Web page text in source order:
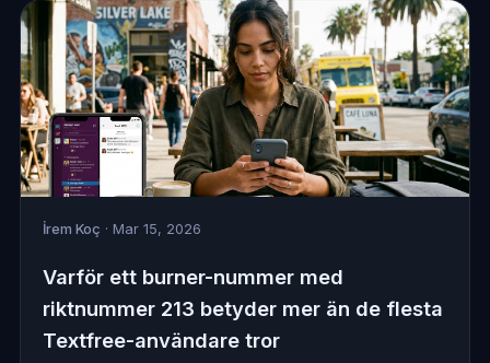
İrem Koç · Mar 15, 2026
Varför ett burner-nummer med
riktnummer 213 betyder mer än de flesta
Textfree-användare tror